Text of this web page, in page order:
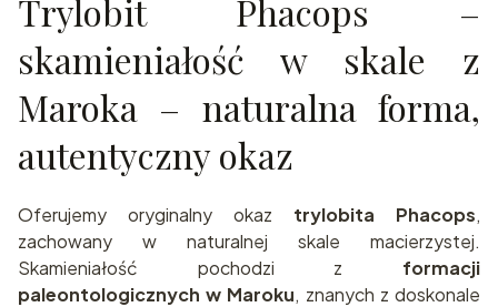
Trylobit Phacops –
skamieniałość w skale z
Maroka – naturalna forma,
autentyczny okaz
Oferujemy oryginalny okaz trylobita Phacops,
zachowany w naturalnej skale macierzystej.
Skamieniałość pochodzi z formacji
paleontologicznych w Maroku, znanych z doskonale